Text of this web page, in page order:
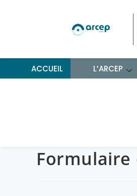
ACCUEIL L’ARCEP
Formulaire